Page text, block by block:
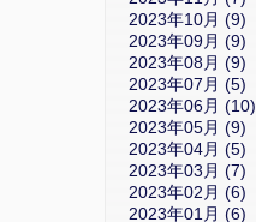
2023年10月 (9)
2023年09月 (9)
2023年08月 (9)
2023年07月 (5)
2023年06月 (10)
2023年05月 (9)
2023年04月 (5)
2023年03月 (7)
2023年02月 (6)
2023年01月 (6)